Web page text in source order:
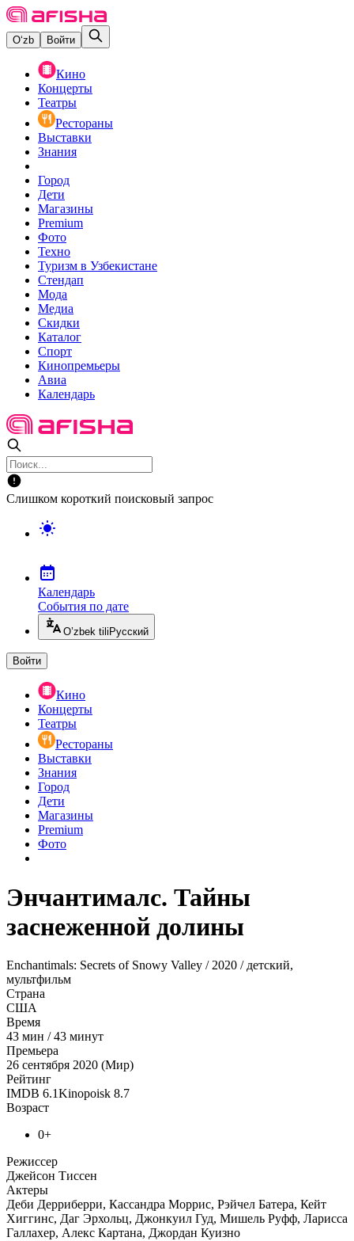
O‘zb Войти
Кино
Концерты
Театры
Рестораны
Выставки
Знания
Город
Дети
Магазины
Premium
Фото
Техно
Туризм в Узбекистане
Стендап
Мода
Медиа
Скидки
Каталог
Спорт
Кинопремьеры
Авиа
Календарь
Слишком короткий поисковый запрос
Календарь
События по дате
O’zbek tili Русский
Войти
Кино
Концерты
Театры
Рестораны
Выставки
Знания
Город
Дети
Магазины
Premium
Фото
Энчантималс. Тайны
заснеженной долины
Enchantimals: Secrets of Snowy Valley / 2020 / детский,
мультфильм
Страна
США
Время
43 мин /43 минут
Премьера
26 сентября 2020 (Мир)
Рейтинг
IMDB 6.1Kinopoisk 8.7
Возраст
0+
Режиссер
Джейсон Тиссен
Актеры
Деби Дерриберри, Кассандра Моррис, Рэйчел Батера, Кейт
Хиггинс, Даг Эрхольц, Джонкуил Гуд, Мишель Руфф, Ларисса
Галлахер, Алекс Картана, Джордан Куизно